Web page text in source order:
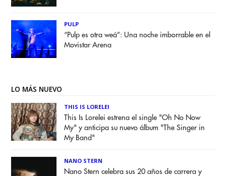
PULP
“Pulp es otra weá”: Una noche imborrable en el
Movistar Arena
LO MÁS NUEVO
THIS IS LORELEI
This Is Lorelei estrena el single "Oh No Now
My" y anticipa su nuevo álbum "The Singer in
My Band"
NANO STERN
Nano Stern celebra sus 20 años de carrera y